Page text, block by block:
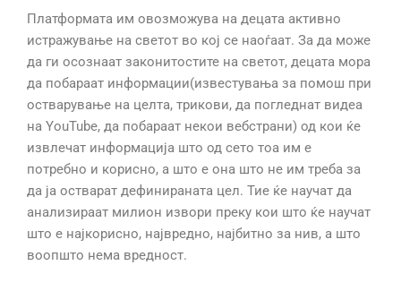
Платформата им овозможува на децата активно
истражување на светот во кој се наоѓаат. За да може
да ги осознаат законитостите на светот, децата мора
да побараат информации(известувања за помош при
остварување на целта, трикови, да погледнат видеа
на YouTube, да побараат некои вебстрани) од кои ќе
извлечат информација што од сето тоа им е
потребно и корисно, а што е она што не им треба за
да ја остварат дефинираната цел. Тие ќе научат да
анализираат милион извори преку кои што ќе научат
што е најкорисно, највредно, најбитно за нив, а што
воопшто нема вредност.